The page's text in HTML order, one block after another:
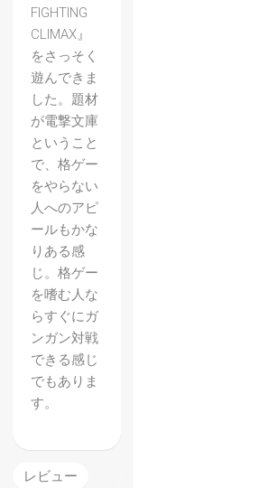
FIGHTING
CLIMAX』
をさっそく
遊んできま
した。題材
が電撃文庫
ということ
で、格ゲー
をやらない
人へのアピ
ールもかな
りある感
じ。格ゲー
を嗜む人な
らすぐにガ
ンガン対戦
できる感じ
でもありま
す。
レビュー
【ソウ
ルキャ
リバ
ー ロ
ストソ